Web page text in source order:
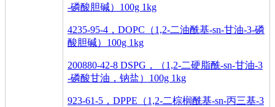
-磷酸胆碱）100g 1kg
4235-95-4，DOPC（1,2-二油酰基-sn-甘油-3-磷
酸胆碱）100g 1kg
200880-42-8 DSPG，（1,2-二硬脂酰-sn-甘油-3
-磷酸甘油，钠盐）100g 1kg
923-61-5，DPPE（1,2-二棕榈酰基-sn-丙三基-3